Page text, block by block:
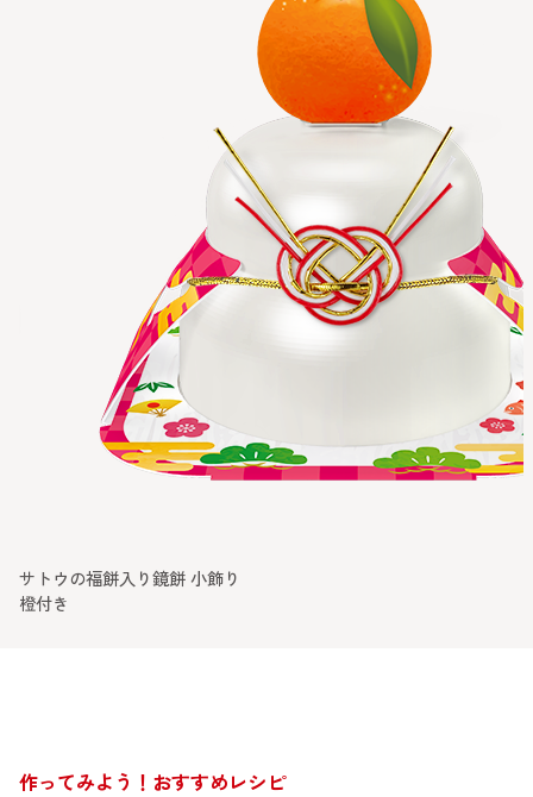
サトウの福餅入り鏡餅 小飾り
橙付き
作ってみよう！おすすめレシピ